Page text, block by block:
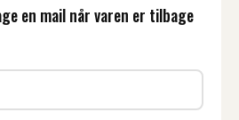
en mail når varen er tilbage